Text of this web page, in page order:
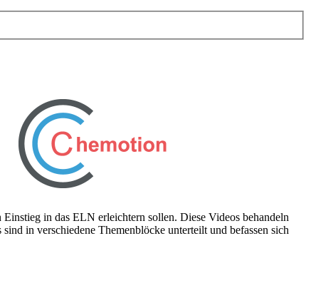
in das ELN erleichtern sollen. Diese Videos behandeln
in verschiedene Themenblöcke unterteilt und befassen sich